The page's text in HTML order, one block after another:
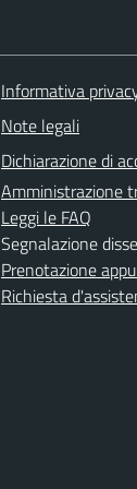
Informativa
Note legali
Dichiarazione di
Amministrazione
Leggi le FAQ
Segnalazione
Prenotazione
Richiesta